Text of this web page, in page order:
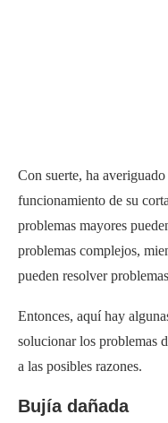
Con suerte, ha
funcionamiento de su
problemas mayores
problemas complejos,
pueden resolver
Entonces, aquí hay
solucionar los problemas
a las posibles razones.
Bujía dañada